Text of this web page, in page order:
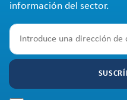
información del sector.